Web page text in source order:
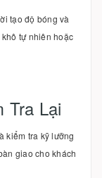
tạo độ bóng và
tự nhiên hoặc
Tra Lại
kiểm tra kỹ lưỡng
giao cho khách